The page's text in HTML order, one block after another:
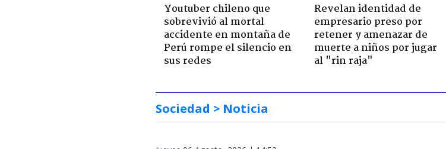
Youtuber chileno que
sobrevivió al mortal
accidente en montaña de
Perú rompe el silencio en
sus redes
Revelan identidad de
empresario preso por
retener y amenazar de
muerte a niños por jugar
al "rin raja"
Sociedad > Noticia